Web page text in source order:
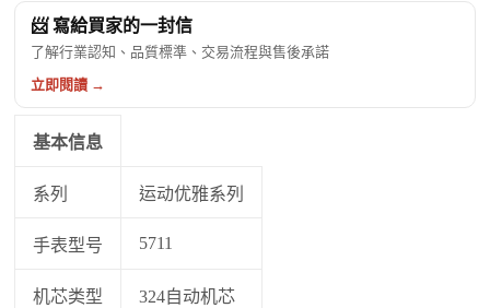
📨 寫給買家的一封信
了解行業認知、品質標準、交易流程與售後承諾
立即閱讀 →
基本信息
系列 运动优雅系列
手表型号 5711
机芯类型 324自动机芯